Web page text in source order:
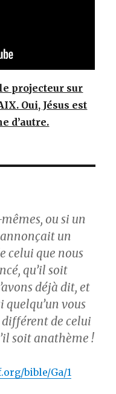
projecteur sur
Oui, Jésus est
d’autre.
ou si un
un
celui que nous
qu’il soit
déjà dit, et
quelqu’un vous
de celui
soit anathème !
bible/Ga/1